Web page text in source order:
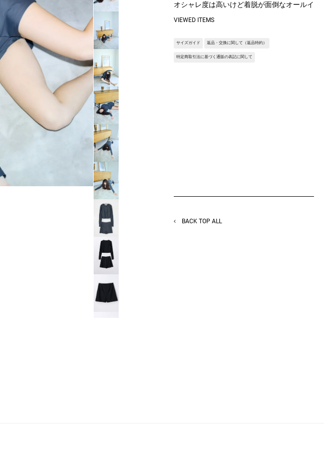
オシャレ度は高いけど着脱が面倒なオールイ
しいポイント。
街着のインナーとしてもジムウェアとしても
VIEWED ITEMS
サイズガイド 返品・交換に関して（返品特約）
特定商取引法に基づく通販の表記に関して
BACK TOP ALL